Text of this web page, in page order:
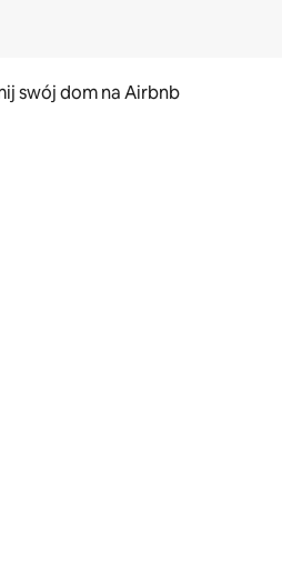
swój dom na Airbnb
przesuwania.